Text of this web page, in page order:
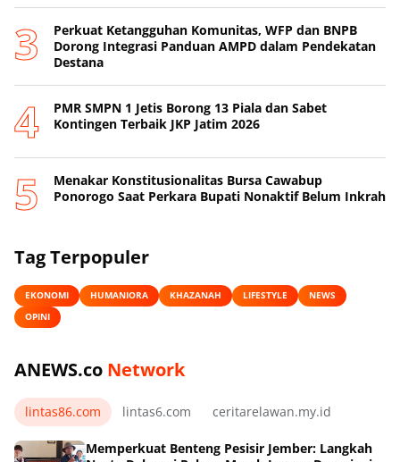
Perkuat Ketangguhan Komunitas, WFP dan BNPB
Dorong Integrasi Panduan AMPD dalam Pendekatan
Destana
PMR SMPN 1 Jetis Borong 13 Piala dan Sabet
Kontingen Terbaik JKP Jatim 2026
Menakar Konstitusionalitas Bursa Cawabup
Ponorogo Saat Perkara Bupati Nonaktif Belum Inkrah
Tag Terpopuler
EKONOMI HUMANIORA KHAZANAH LIFESTYLE
NEWS
OPINI
ANEWS.co Network
lintas86.com lintas6.com ceritarelawan.my.id
Memperkuat Benteng Pesisir Jember: Langkah